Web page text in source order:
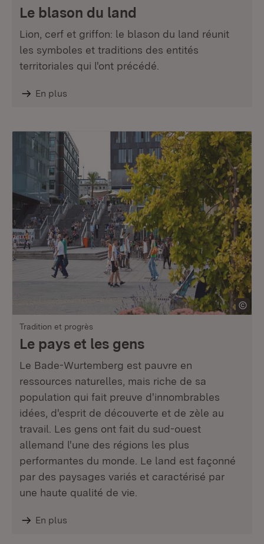
Le blason du land
Lion, cerf et griffon: le blason du land réunit
les symboles et traditions des entités
territoriales qui l'ont précédé.
En plus
Tradition et progrès
Le pays et les gens
Le Bade-Wurtemberg est pauvre en
ressources naturelles, mais riche de sa
population qui fait preuve d'innombrables
idées, d'esprit de découverte et de zèle au
travail. Les gens ont fait du sud-ouest
allemand l'une des régions les plus
performantes du monde. Le land est façonné
par des paysages variés et caractérisé par
une haute qualité de vie.
En plus